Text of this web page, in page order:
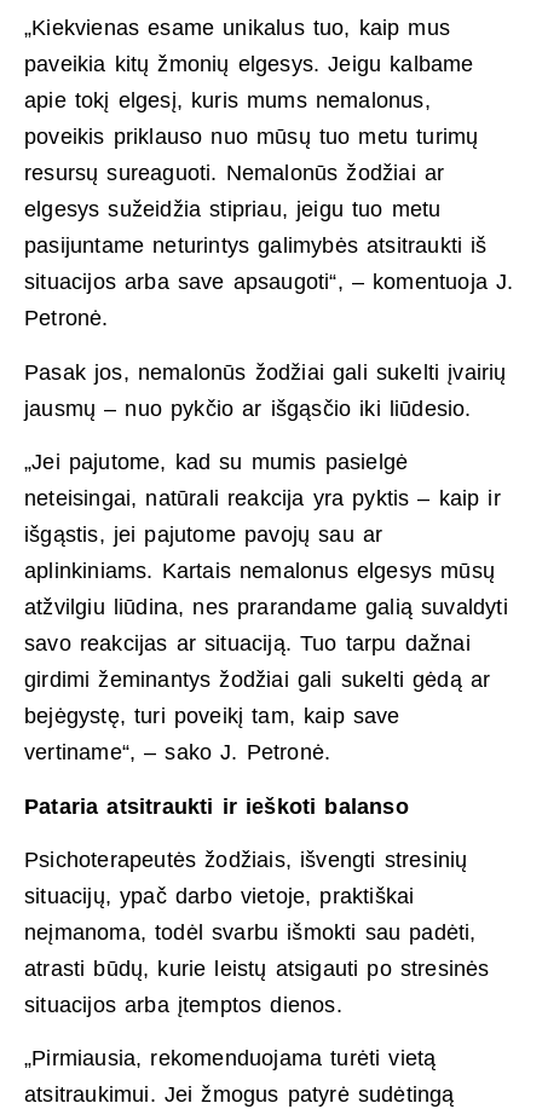
„Kiekvienas esame unikalus tuo, kaip mus
paveikia kitų žmonių elgesys. Jeigu kalbame
apie tokį elgesį, kuris mums nemalonus,
poveikis priklauso nuo mūsų tuo metu turimų
resursų sureaguoti. Nemalonūs žodžiai ar
elgesys sužeidžia stipriau, jeigu tuo metu
pasijuntame neturintys galimybės atsitraukti iš
situacijos arba save apsaugoti“, – komentuoja J.
Petronė.
Pasak jos, nemalonūs žodžiai gali sukelti įvairių
jausmų – nuo pykčio ar išgąsčio iki liūdesio.
„Jei pajutome, kad su mumis pasielgė
neteisingai, natūrali reakcija yra pyktis – kaip ir
išgąstis, jei pajutome pavojų sau ar
aplinkiniams. Kartais nemalonus elgesys mūsų
atžvilgiu liūdina, nes prarandame galią suvaldyti
savo reakcijas ar situaciją. Tuo tarpu dažnai
girdimi žeminantys žodžiai gali sukelti gėdą ar
bejėgystę, turi poveikį tam, kaip save
vertiname“, – sako J. Petronė.
Pataria atsitraukti ir ieškoti balanso
Psichoterapeutės žodžiais, išvengti stresinių
situacijų, ypač darbo vietoje, praktiškai
neįmanoma, todėl svarbu išmokti sau padėti,
atrasti būdų, kurie leistų atsigauti po stresinės
situacijos arba įtemptos dienos.
„Pirmiausia, rekomenduojama turėti vietą
atsitraukimui. Jei žmogus patyrė sudėtingą